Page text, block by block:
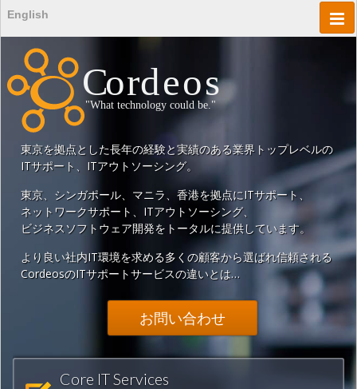
メインコンテンツに移動
English
東京を拠点とした長年の経験と実績のある業界トップレベルの
ITサポート、 ITアウトソーシング。
東京、 シンガポール、 マニラ、 香港を拠点にITサポート、
ネットワークサポート 、 ITアウトソーシング、
ビジネス ソフトウェア開発を トータルに提供しています。
より良い社内IT環境を求める多くの顧客から選ばれ信頼される
CordeosのITサポートサービスの違いとは…
お問い合わせ
Core IT Services